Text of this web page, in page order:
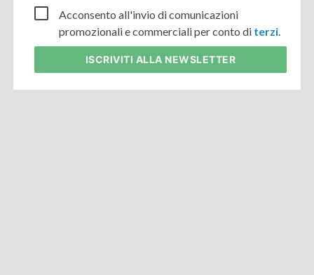
Acconsento all'invio di comunicazioni
promozionali e commerciali per conto di terzi.
ISCRIVITI ALLA NEWSLETTER